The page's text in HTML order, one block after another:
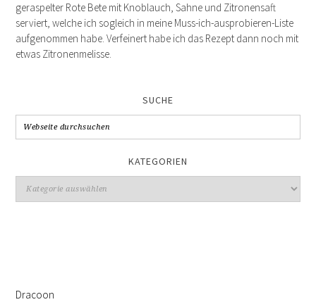
geraspelter Rote Bete mit Knoblauch, Sahne und Zitronensaft
serviert, welche ich sogleich in meine Muss-ich-ausprobieren-Liste
aufgenommen habe. Verfeinert habe ich das Rezept dann noch mit
etwas Zitronenmelisse.
SUCHE
KATEGORIEN
Kategorien
Dracoon